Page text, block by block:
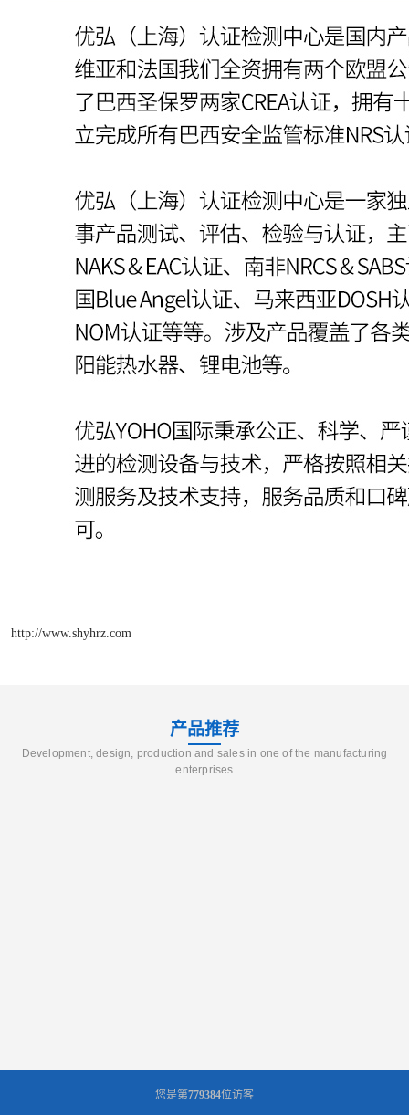
http://www.shyhrz.com
产品推荐
Development, design, production and sales in one of the manufacturing
enterprises
您是第779384位访客